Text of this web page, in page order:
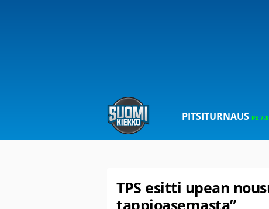
PITSITURNAUS PE
TPS esitti upean
tappioasemasta”